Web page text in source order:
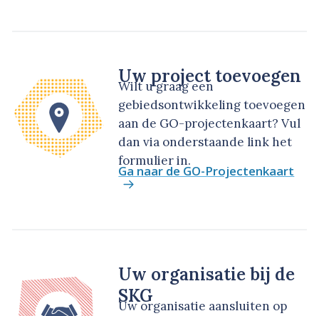
Uw project toevoegen
Wilt u graag een
gebiedsontwikkeling toevoegen
aan de GO-projectenkaart? Vul
dan via onderstaande link het
formulier in.
Ga naar de GO-Projectenkaart
Uw organisatie bij de
SKG
Uw organisatie aansluiten op